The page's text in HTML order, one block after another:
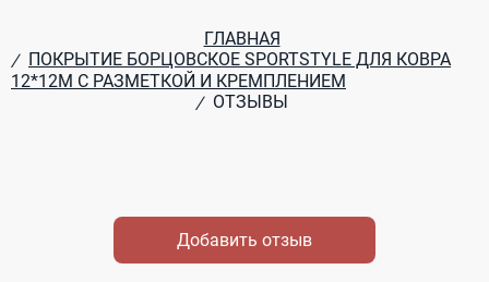
ГЛАВНАЯ
/ ПОКРЫТИЕ БОРЦОВСКОЕ SPORTSTYLE ДЛЯ КОВРА
12*12М С РАЗМЕТКОЙ И КРЕМПЛЕНИЕМ
/ ОТЗЫВЫ
Добавить отзыв